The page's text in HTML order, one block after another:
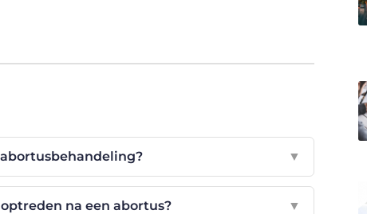
▼
na een abortus? ▼